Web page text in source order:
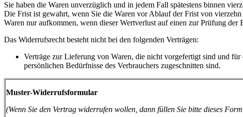
Sie haben die Waren unverzüglich und in jedem Fall spätestens binnen
Die Frist ist gewahrt, wenn Sie die Waren vor Ablauf der Frist von
Waren nur aufkommen, wenn dieser Wertverlust auf einen zur Prüfung
Das Widerrufsrecht besteht nicht bei den folgenden Verträgen:
Verträge zur Lieferung von Waren, die nicht vorgefertigt sind und
persönlichen Bedürfnisse des Verbrauchers zugeschnitten sind.
Muster-Widerrufsformular
(Wenn Sie den Vertrag widerrufen wollen, dann füllen Sie bitte dieses